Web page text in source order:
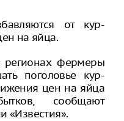
от кур-
на яйца.
регионах фермеры
поголовье кур-
цен на яйца
сообщают
«Известия».